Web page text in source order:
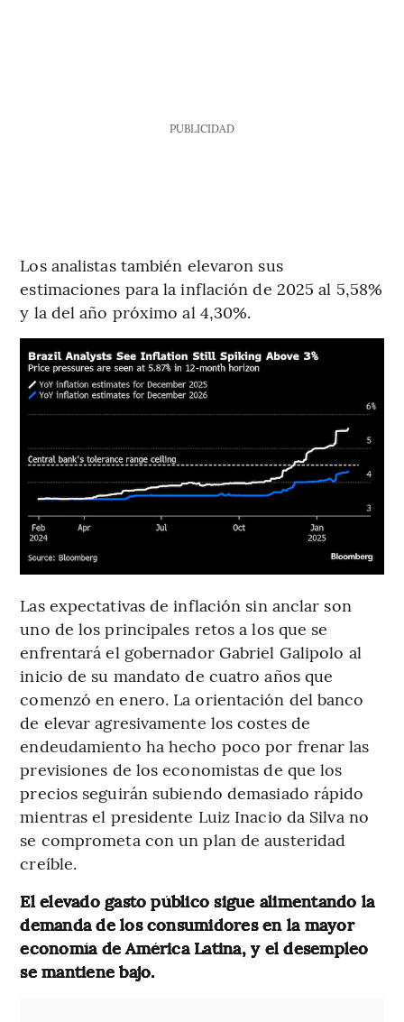
PUBLICIDAD
Los analistas también elevaron sus
estimaciones para la inflación de 2025 al 5,58%
y la del año próximo al 4,30%.
Las expectativas de inflación sin anclar son
uno de los principales retos a los que se
enfrentará el gobernador Gabriel Galipolo al
inicio de su mandato de cuatro años que
comenzó en enero. La orientación del banco
de elevar agresivamente los costes de
endeudamiento ha hecho poco por frenar las
previsiones de los economistas de que los
precios seguirán subiendo demasiado rápido
mientras el presidente Luiz Inacio da Silva no
se comprometa con un plan de austeridad
creíble.
El elevado gasto público sigue alimentando la
demanda de los consumidores en la mayor
economía de América Latina, y el desempleo
se mantiene bajo.